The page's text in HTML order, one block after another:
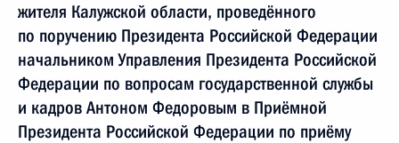
жителя Калужской области, проведённого
по поручению Президента Российской Федерации
начальником Управления Президента Российской
Федерации по вопросам государственной службы
и кадров Антоном Федоровым в Приёмной
Президента Российской Федерации по приёму